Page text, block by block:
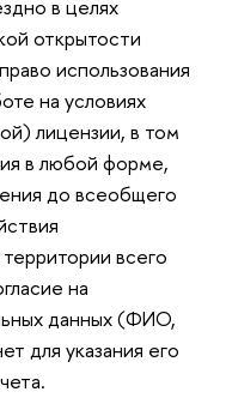
в целях
открытости
использования
на условиях
лицензии, в том
в любой форме,
до всеобщего
всего
на
данных (ФИО,
для указания его